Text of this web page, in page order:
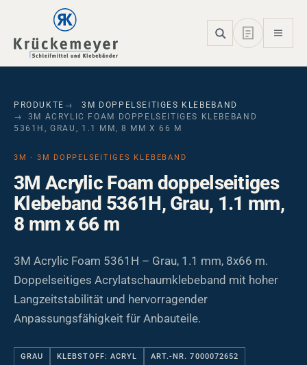
Skip to main navigation
Skip to main content
Skip to page footer
PRODUKTE
3M DOPPELSEITIGES KLEBEBAND
3M ACRYLIC FOAM DOPPELSEITIGES KLEBEBAND
5361H, GRAU, 1.1 MM, 8 MM X 66 M
3M · 3M DOPPELSEITIGES KLEBEBAND
3M Acrylic Foam doppelseitiges
Klebeband 5361H, Grau, 1.1 mm,
8 mm x 66 m
3M Acrylic Foam 5361H – Grau, 1.1 mm, 8x66 m.
Doppelseitiges Acrylatschaumklebeband mit hoher
Langzeitstabilität und hervorragender
Anpassungsfähigkeit für Anbauteile.
GRAU KLEBSTOFF: ACRYL ART.-NR. 7000072652